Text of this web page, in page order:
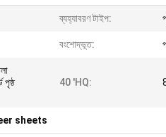
ব্যহ্যাবরণ টাইপ:
বংশোদ্ভূত:
পৃষ্ঠ
40 'HQ:
sheets